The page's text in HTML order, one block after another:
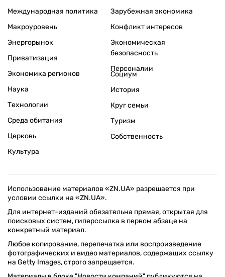
Международная политика
Макроуровень
Энергорынок
Приватизация
Экономика регионов
Зарубежная экономика
Конфликт интересов
Экономическая
безопасность
Персоналии
Наука
Технологии
Среда обитания
Церковь
Культура
Социум
История
Круг семьи
Туризм
Собственность
Использование материалов «ZN.UA» разрешается при
условии ссылки на «ZN.UA».
Для интернет-изданий обязательна прямая, открытая для
поисковых систем, гиперссылка в первом абзаце на
конкретный материал.
Любое копирование, перепечатка или воспроизведение
фотографических и видео материалов, содержащих ссылку
на Getty Images, строго запрещается.